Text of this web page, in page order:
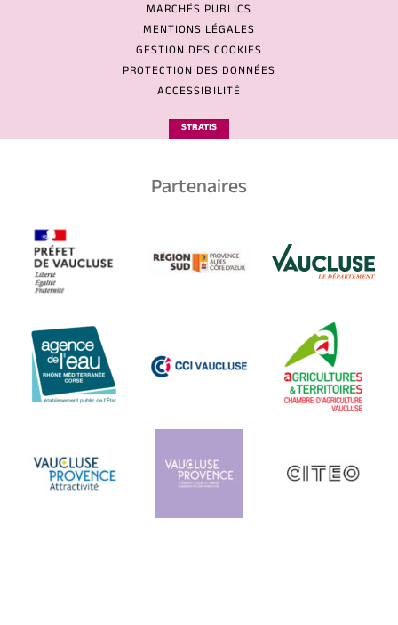
MARCHÉS PUBLICS
MENTIONS LÉGALES
GESTION DES COOKIES
PROTECTION DES DONNÉES
ACCESSIBILITÉ
STRATIS
Partenaires